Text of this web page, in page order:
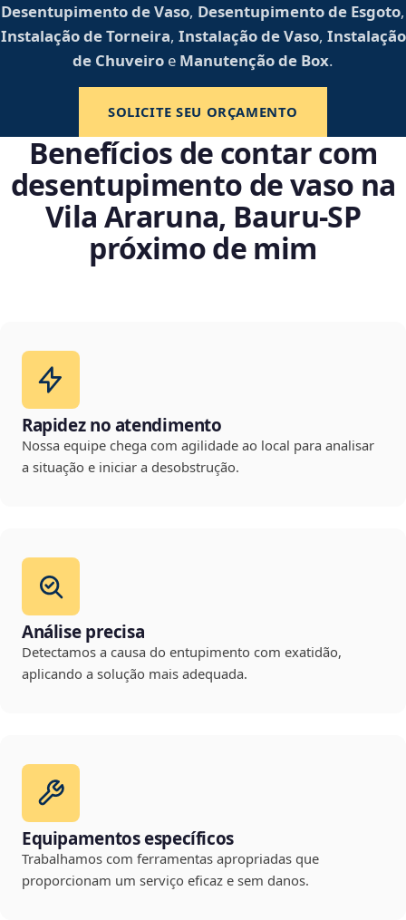
Desentupimento de Vaso, Desentupimento de Esgoto,
Instalação de Torneira, Instalação de Vaso, Instalação
de Chuveiro e Manutenção de Box.
SOLICITE SEU ORÇAMENTO
Benefícios de contar com
desentupimento de vaso na
Vila Araruna, Bauru‑SP
próximo de mim
Rapidez no atendimento
Nossa equipe chega com agilidade ao local para analisar
a situação e iniciar a desobstrução.
Análise precisa
Detectamos a causa do entupimento com exatidão,
aplicando a solução mais adequada.
Equipamentos específicos
Trabalhamos com ferramentas apropriadas que
proporcionam um serviço eficaz e sem danos.